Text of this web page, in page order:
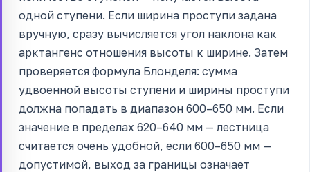
одной ступени. Если ширина проступи задана
вручную, сразу вычисляется угол наклона как
арктангенс отношения высоты к ширине. Затем
проверяется формула Блонделя: сумма
удвоенной высоты ступени и ширины проступи
должна попадать в диапазон 600–650 мм. Если
значение в пределах 620–640 мм — лестница
считается очень удобной, если 600–650 мм —
допустимой, выход за границы означает